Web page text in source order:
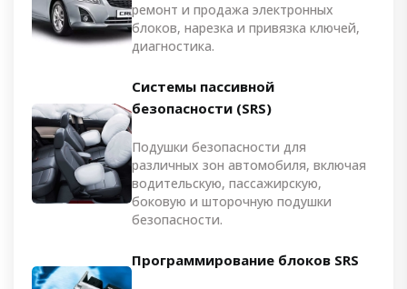
ремонт и продажа электронных
блоков, нарезка и привязка ключей,
диагностика.
Системы пассивной
безопасности (SRS)
Подушки безопасности для
различных зон автомобиля, включая
водительскую, пассажирскую,
боковую и шторочную подушки
безопасности.
Программирование блоков SRS